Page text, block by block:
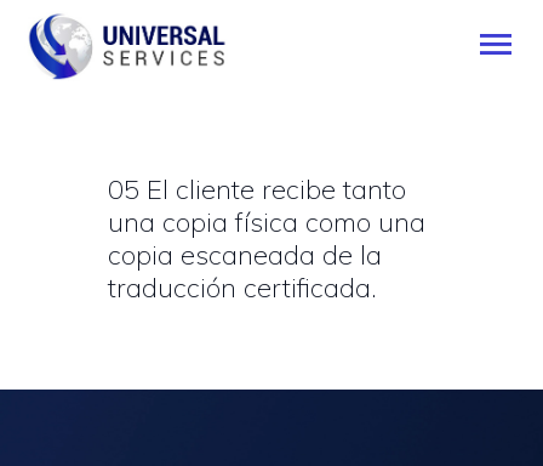
INICIO
SERVICIOS
MÉTODO DE PAGO
BLOG
05 El cliente recibe tanto
una copia física como una
copia escaneada de la
traducción certificada.